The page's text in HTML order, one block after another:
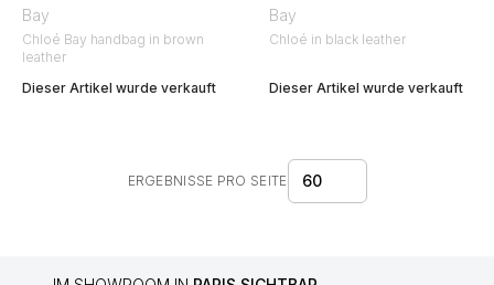
Bay
Chloé Bay handbag in brown
leather
Dieser Artikel wurde verkauft
Bay
Chloé in black leather
Dieser Artikel wurde verkauft
ERGEBNISSE PRO SEITE 60